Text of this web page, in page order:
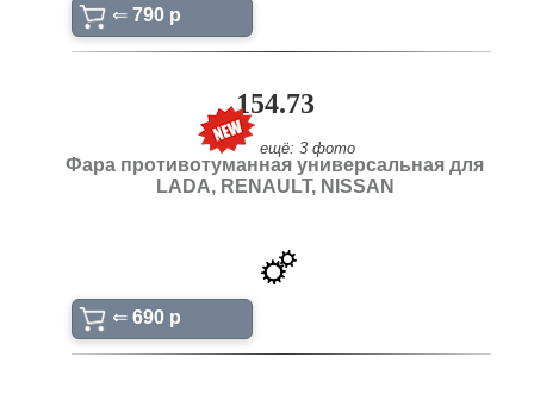
⇐ 790 p
154.73
ещё: 3 фото
Фара противотуманная универсальная для
LADA, RENAULT, NISSAN
⇐ 690 p